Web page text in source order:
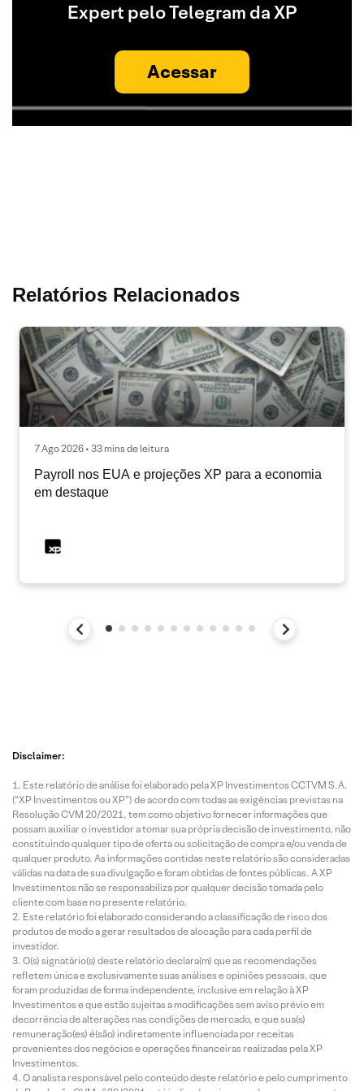
Expert pelo Telegram da XP
Acessar
Relatórios Relacionados
7 Ago 2026 • 33 mins de leitura
Payroll nos EUA e projeções XP para a economia
em destaque
Disclaimer:
Este relatório de análise foi elaborado pela XP Investimentos CCTVM S.A.
(“XP Investimentos ou XP”) de acordo com todas as exigências previstas na
Resolução CVM 20/2021, tem como objetivo fornecer informações que
possam auxiliar o investidor a tomar sua própria decisão de investimento, não
constituindo qualquer tipo de oferta ou solicitação de compra e/ou venda de
qualquer produto. As informações contidas neste relatório são consideradas
válidas na data de sua divulgação e foram obtidas de fontes públicas. A XP
Investimentos não se responsabiliza por qualquer decisão tomada pelo
cliente com base no presente relatório.
Este relatório foi elaborado considerando a classificação de risco dos
produtos de modo a gerar resultados de alocação para cada perfil de
investidor.
O(s) signatário(s) deste relatório declara(m) que as recomendações
refletem única e exclusivamente suas análises e opiniões pessoais, que
foram produzidas de forma independente, inclusive em relação à XP
Investimentos e que estão sujeitas a modificações sem aviso prévio em
decorrência de alterações nas condições de mercado, e que sua(s)
remuneração(es) é(são) indiretamente influenciada por receitas
provenientes dos negócios e operações financeiras realizadas pela XP
Investimentos.
O analista responsável pelo conteúdo deste relatório e pelo cumprimento